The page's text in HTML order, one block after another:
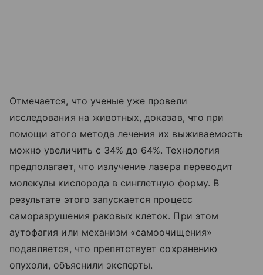
Отмечается, что ученые уже провели
исследования на животных, доказав, что при
помощи этого метода лечения их выживаемость
можно увеличить с 34% до 64%. Технология
предполагает, что излучение лазера переводит
молекулы кислорода в синглетную форму. В
результате этого запускается процесс
саморазрушения раковых клеток. При этом
аутофагия или механизм «самоочищения»
подавляется, что препятствует сохранению
опухоли, объяснили эксперты.